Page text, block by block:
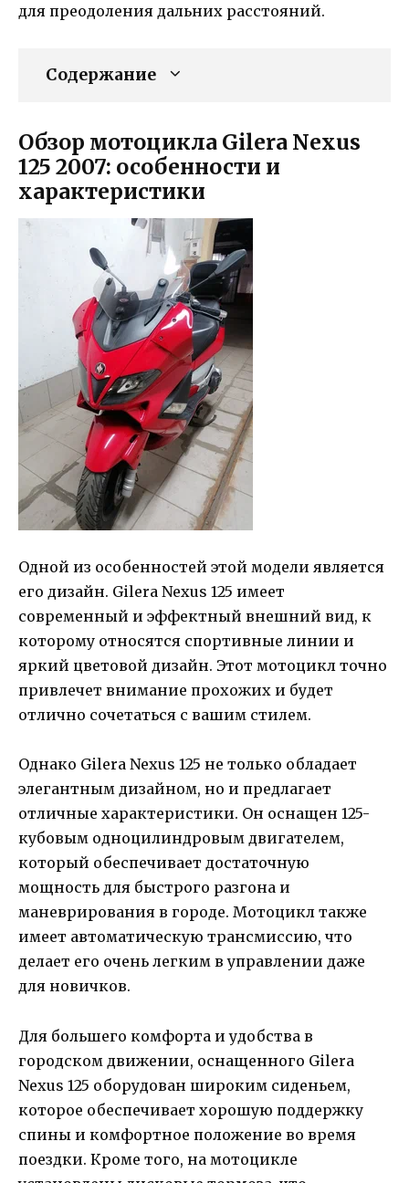
для преодоления дальних расстояний.
Содержание
Обзор мотоцикла Gilera Nexus
125 2007: особенности и
характеристики
Одной из особенностей этой модели является
его дизайн. Gilera Nexus 125 имеет
современный и эффектный внешний вид, к
которому относятся спортивные линии и
яркий цветовой дизайн. Этот мотоцикл точно
привлечет внимание прохожих и будет
отлично сочетаться с вашим стилем.
Однако Gilera Nexus 125 не только обладает
элегантным дизайном, но и предлагает
отличные характеристики. Он оснащен 125-
кубовым одноцилиндровым двигателем,
который обеспечивает достаточную
мощность для быстрого разгона и
маневрирования в городе. Мотоцикл также
имеет автоматическую трансмиссию, что
делает его очень легким в управлении даже
для новичков.
Для большего комфорта и удобства в
городском движении, оснащенного Gilera
Nexus 125 оборудован широким сиденьем,
которое обеспечивает хорошую поддержку
спины и комфортное положение во время
поездки. Кроме того, на мотоцикле